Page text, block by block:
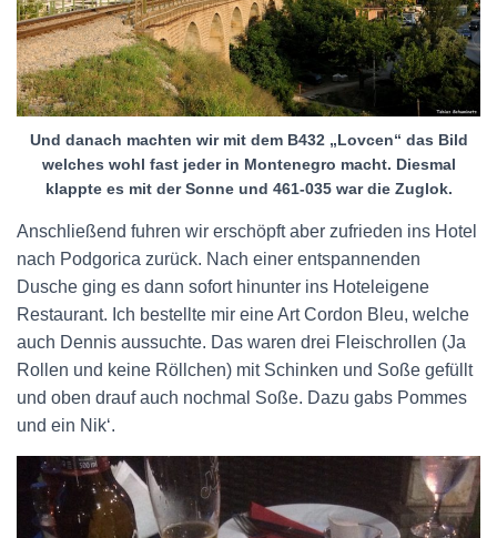
Und danach machten wir mit dem B432 „Lovcen“ das Bild
welches wohl fast jeder in Montenegro macht. Diesmal
klappte es mit der Sonne und 461-035 war die Zuglok.
Anschließend fuhren wir erschöpft aber zufrieden ins Hotel
nach Podgorica zurück. Nach einer entspannenden
Dusche ging es dann sofort hinunter ins Hoteleigene
Restaurant. Ich bestellte mir eine Art Cordon Bleu, welche
auch Dennis aussuchte. Das waren drei Fleischrollen (Ja
Rollen und keine Röllchen) mit Schinken und Soße gefüllt
und oben drauf auch nochmal Soße. Dazu gabs Pommes
und ein Nik‘.